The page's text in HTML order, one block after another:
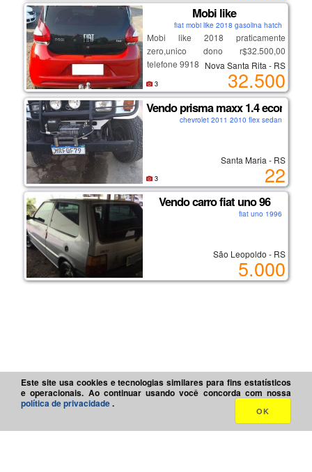
Mobi like
fiat mobi like 2018 gasolina hatch
Mobi like 2018 praticamente
zero,unico dono r$32.500,00
telefone 991863316Nova Santa Rita - RS
32.500
3
Vendo prisma maxx 1.4 econoflex
chevrolet 2011 2010 flex sedan
Santa Maria - RS
22
3
Vendo carro fiat uno 96
fiat uno 1996
São Leopoldo - RS
5.000
Este site usa cookies e tecnologias similares para fins estatísticos
e operacionais. Ao continuar usando você concorda com nossa
política de privacidade.
OK